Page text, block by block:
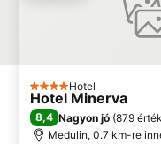
4 Kategória
Hotel
Hotel Minerva
8,4 Nagyon jó (879
Medulin, 0.7 km-re